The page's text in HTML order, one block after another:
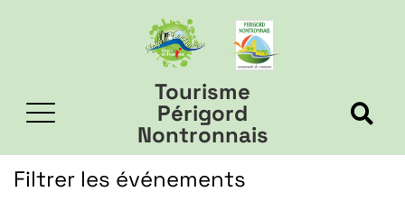
Tourisme
Périgord
Nontronnais
Filtrer les événements